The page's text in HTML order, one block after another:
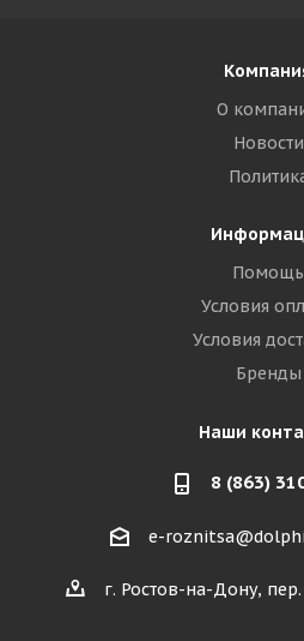
О
Новости
Помощь
Условия
Условия
Бренды
Наши
8 (863)
e-
г. Ростов-на-Дону,